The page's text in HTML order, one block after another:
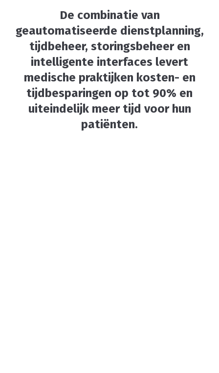
De combinatie van
geautomatiseerde dienstplanning,
tijdbeheer, storingsbeheer en
intelligente interfaces levert
medische praktijken kosten- en
tijdbesparingen op tot 90% en
uiteindelijk meer tijd voor hun
patiënten.